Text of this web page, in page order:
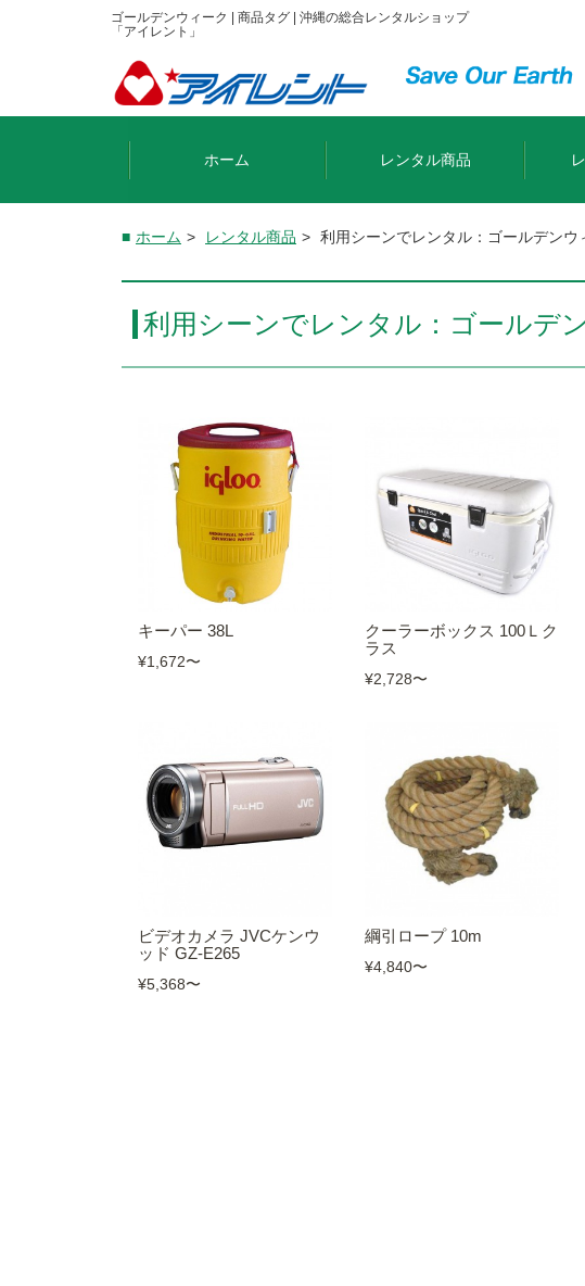
ゴールデンウィーク | 商品タグ | 沖縄の総合レンタルショップ
「アイレント」
ホーム レンタル商品
ホーム > レンタル商品 > 利用シーンでレンタル：ゴールデンウ
利用シーンでレンタル：ゴールデ
キーパー 38L
¥1,672〜
クーラーボックス 100Ｌク
ラス
¥2,728〜
ビデオカメラ JVCケンウ
ッド GZ-E265
¥5,368〜
綱引ロープ 10m
¥4,840〜